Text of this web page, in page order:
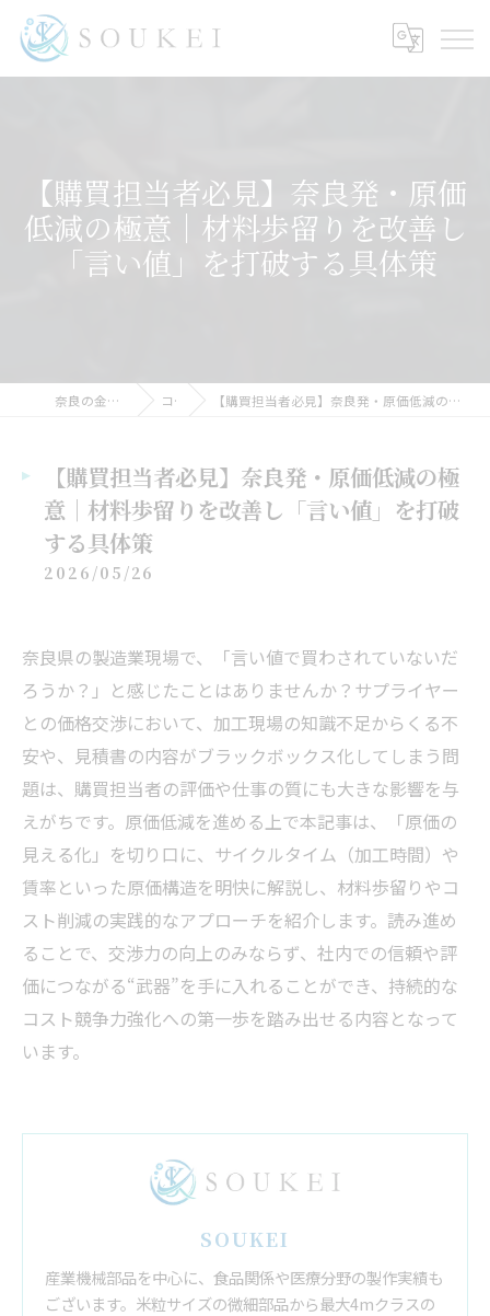
【購買担当者必見】奈良発・原価
低減の極意｜材料歩留りを改善し
「言い値」を打破する具体策
奈良の金属加工ならSOUKEI コラム 【購買担当者必見】奈良発・原価低減の極意｜材料歩留りを改善し「言い値」を打破する具体策
【購買担当者必見】奈良発・原価低減の極
意｜材料歩留りを改善し「言い値」を打破
する具体策
2026/05/26
奈良県の製造業現場で、「言い値で買わされていないだ
ろうか？」と感じたことはありませんか？サプライヤー
との価格交渉において、加工現場の知識不足からくる不
安や、見積書の内容がブラックボックス化してしまう問
題は、購買担当者の評価や仕事の質にも大きな影響を与
えがちです。原価低減を進める上で本記事は、「原価の
見える化」を切り口に、サイクルタイム（加工時間）や
賃率といった原価構造を明快に解説し、材料歩留りやコ
スト削減の実践的なアプローチを紹介します。読み進め
ることで、交渉力の向上のみならず、社内での信頼や評
価につながる“武器”を手に入れることができ、持続的な
コスト競争力強化への第一歩を踏み出せる内容となって
います。
SOUKEI
産業機械部品を中心に、食品関係や医療分野の製作実績も
ございます。米粒サイズの微細部品から最大4mクラスの